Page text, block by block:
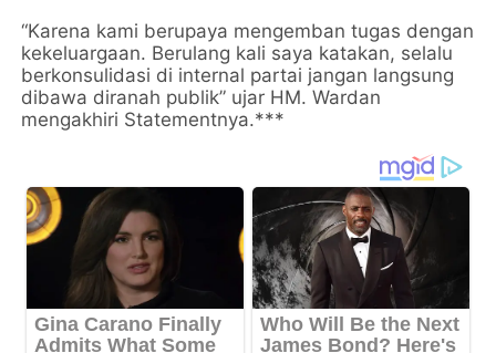
“Karena kami berupaya mengemban tugas dengan
kekeluargaan. Berulang kali saya katakan, selalu
berkonsulidasi di internal partai jangan langsung
dibawa diranah publik” ujar HM. Wardan
mengakhiri Statementnya.***